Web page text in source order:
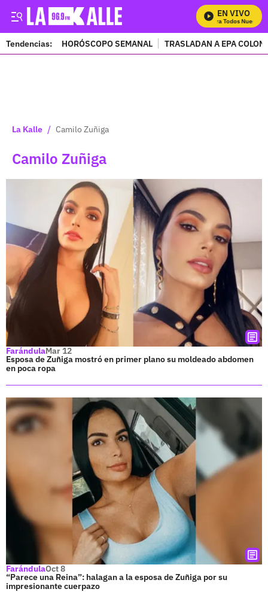
EN VIVO
Mira Todos Nuestros
Tendencias: HORÓSCOPO SEMANAL TRASLADAN A EPA
La Kalle / Camilo Zuñiga
Camilo Zuñiga
FarándulaMar 12
Esposa de Zuñiga mostró en primer plano su moldeado abdomen
en poca ropa
FarándulaOct 8
“Parece una Reina”: halagan a la esposa de Zuñiga por su
impresionante cuerpazo